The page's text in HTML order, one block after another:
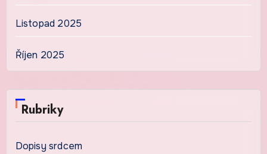
Listopad 2025
Říjen 2025
Rubriky
Dopisy srdcem